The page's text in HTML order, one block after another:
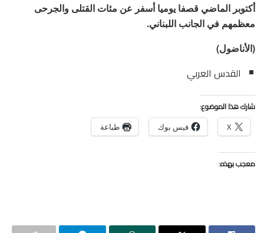
أكتوبر الماضي قصفا يوميا أسفر عن مئات القتلى والجرحى
معظمهم في الجانب اللبناني.
(الأناضول)
القدس العربي
شارك هذا الموضوع:
X فيس بوك طباعة
معجب بهذه: